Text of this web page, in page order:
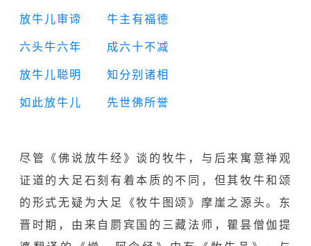
放牛儿审谛 牛主有福德
六头牛六年 成六十不减
放牛儿聪明 知分别诸相
如此放牛儿 先世佛所誉
尽管《佛说放牛经》谈的牧牛，与后来寓意禅观
证道的大足石刻有着本质的不同，但其牧牛和颂
的形式无疑为大足《牧牛图颂》摩崖之源头。东
晋时期，由来自罽宾国的三藏法师，瞿昙僧伽提